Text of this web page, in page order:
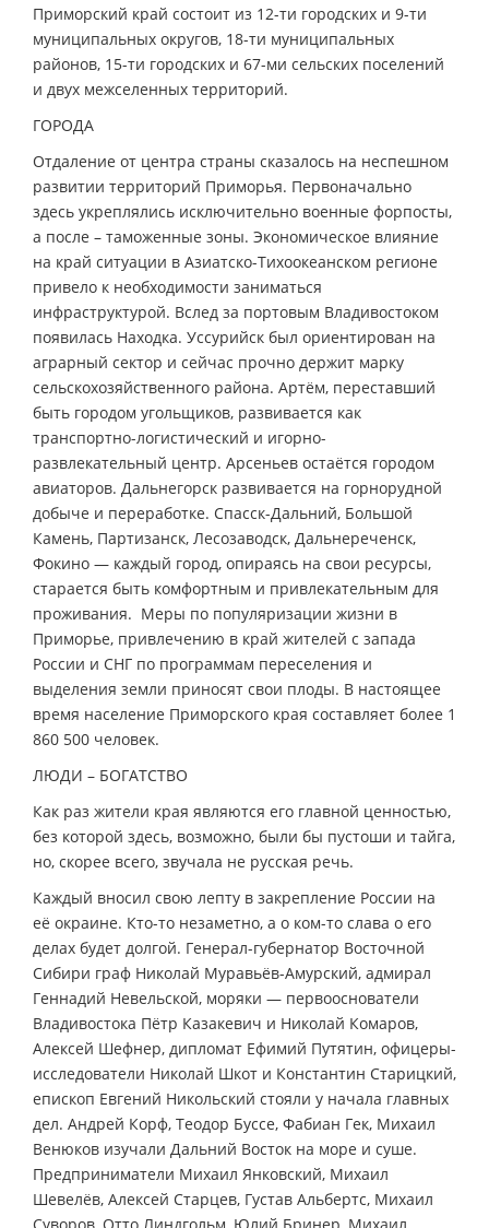
Приморский край состоит из 12-ти городских и 9-ти
муниципальных округов, 18-ти муниципальных
районов, 15-ти городских и 67-ми сельских поселений
и двух межселенных территорий.
ГОРОДА
Отдаление от центра страны сказалось на неспешном
развитии территорий Приморья. Первоначально
здесь укреплялись исключительно военные форпосты,
а после – таможенные зоны. Экономическое влияние
на край ситуации в Азиатско-Тихоокеанском регионе
привело к необходимости заниматься
инфраструктурой. Вслед за портовым Владивостоком
появилась Находка. Уссурийск был ориентирован на
аграрный сектор и сейчас прочно держит марку
сельскохозяйственного района. Артём, переставший
быть городом угольщиков, развивается как
транспортно-логистический и игорно-
развлекательный центр. Арсеньев остаётся городом
авиаторов. Дальнегорск развивается на горнорудной
добыче и переработке. Спасск-Дальний, Большой
Камень, Партизанск, Лесозаводск, Дальнереченск,
Фокино — каждый город, опираясь на свои ресурсы,
старается быть комфортным и привлекательным для
проживания. Меры по популяризации жизни в
Приморье, привлечению в край жителей с запада
России и СНГ по программам переселения и
выделения земли приносят свои плоды. В настоящее
время население Приморского края составляет более 1
860 500 человек.
ЛЮДИ – БОГАТСТВО
Как раз жители края являются его главной ценностью,
без которой здесь, возможно, были бы пустоши и тайга,
но, скорее всего, звучала не русская речь.
Каждый вносил свою лепту в закрепление России на
её окраине. Кто-то незаметно, а о ком-то слава о его
делах будет долгой. Генерал-губернатор Восточной
Сибири граф Николай Муравьёв-Амурский, адмирал
Геннадий Невельской, моряки — первооснователи
Владивостока Пётр Казакевич и Николай Комаров,
Алексей Шефнер, дипломат Ефимий Путятин, офицеры-
исследователи Николай Шкот и Константин Старицкий,
епископ Евгений Никольский стояли у начала главных
дел. Андрей Корф, Теодор Буссе, Фабиан Гек, Михаил
Венюков изучали Дальний Восток на море и суше.
Предприниматели Михаил Янковский, Михаил
Шевелёв, Алексей Старцев, Густав Альбертс, Михаил